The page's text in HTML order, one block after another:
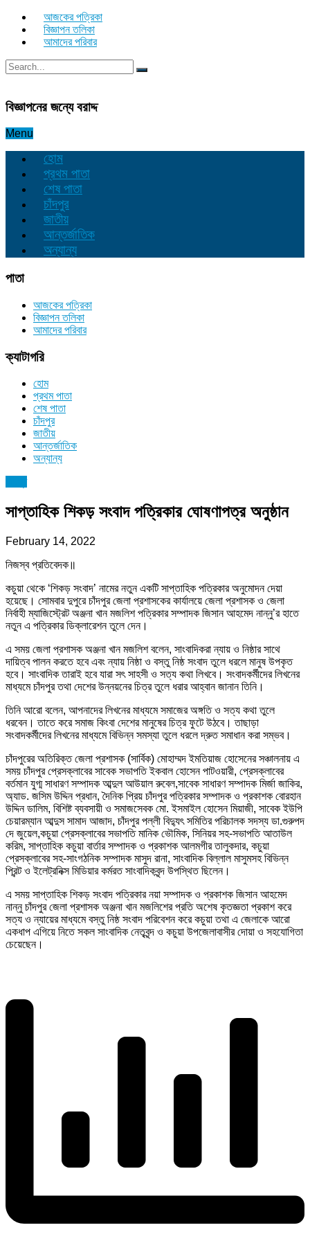
আজকের পত্রিকা
বিজ্ঞাপন তলিকা
আমাদের পরিবার
বিজ্ঞাপনের জন্যে বরাদ্দ
Menu
হোম
প্রথম পাতা
শেষ পাতা
চাঁদপুর
জাতীয়
আন্তর্জাতিক
অন্যান্য
পাতা
আজকের পত্রিকা
বিজ্ঞাপন তলিকা
আমাদের পরিবার
ক্যাটাগরি
হোম
প্রথম পাতা
শেষ পাতা
চাঁদপুর
জাতীয়
আন্তর্জাতিক
অন্যান্য
সাপ্তাহিক শিকড় সংবাদ পত্রিকার ঘোষণাপত্র অনুষ্ঠান
February 14, 2022
নিজস্ব প্রতিবেদক॥
কচুয়া থেকে ‘শিকড় সংবাদ’ নামের নতুন একটি সাপ্তাহিক পত্রিকার অনুমোদন দেয়া
হয়েছে। সোমবার দুপুরে চাঁদপুর জেলা প্রশাসকের কার্যালয়ে জেলা প্রশাসক ও জেলা
নির্বাহী ম্যাজিস্ট্রেট অঞ্জনা খান মজলিশ পত্রিকার সম্পাদক জিসান আহমেদ নান্নু’র হাতে
নতুন এ পত্রিকার ডিক্লারেশন তুলে দেন।
এ সময় জেলা প্রশাসক অঞ্জনা খান মজলিশ বলেন, সাংবাদিকরা ন্যায় ও নিষ্ঠার সাথে
দায়িত্ব পালন করতে হবে এবং ন্যায় নিষ্ঠা ও বস্তু নিষ্ঠ সংবাদ তুলে ধরলে মানুষ উপকৃত
হবে। সাংবাদিক তারাই হবে যারা সৎ সাহসী ও সত্য কথা লিখবে। সংবাদকর্মীদের লিখনের
মাধ্যমে চাঁদপুর তথা দেশের উন্নয়নের চিত্র তুলে ধরার আহ্বান জানান তিনি।
তিনি আরো বলেন, আপনাদের লিখনের মাধ্যমে সমাজের অঙ্গতি ও সত্য কথা তুলে
ধরবেন। তাতে করে সমাজ কিংবা দেশের মানুষের চিত্র ফুটে উঠবে। তাছাড়া
সংবাদকর্মীদের লিখনের মাধ্যমে বিভিন্ন সমস্যা তুলে ধরলে দ্রুত সমাধান করা সম্ভব।
চাঁদপুরের অতিরিক্ত জেলা প্রশাসক (সার্বিক) মোহাম্মদ ইমতিয়াজ হোসেনের সঞ্চালনায় এ
সময় চাঁদপুর প্রেসক্লাবের সাবেক সভাপতি ইকবাল হোসেন পাটওয়ারী, প্রেসক্লাবের
বর্তমান যুগ্ম সাধারণ সম্পাদক আব্দুল আউয়াল রুবেল,সাবেক সাধারণ সম্পাদক মির্জা জাকির,
অ্যাড. জসিম উদ্দিন প্রধান, দৈনিক প্রিয় চাঁদপুর পত্রিকার সম্পাদক ও প্রকাশক বোরহান
উদ্দিন ডালিম, বিশিষ্ট ব্যবসায়ী ও সমাজসেবক মো. ইসমাইল হোসেন মিয়াজী, সাবেক ইউপি
চেয়ারম্যান আব্দুস সামাদ আজাদ, চাঁদপুর পল্লী বিদ্যুৎ সমিতির পরিচালক সদস্য ডা.গুরুপদ
দে জুয়েল,কচুয়া প্রেসক্লাবের সভাপতি মানিক ভৌমিক, সিনিয়র সহ-সভাপতি আতাউল
করিম, সাপ্তাহিক কচুয়া বার্তার সম্পাদক ও প্রকাশক আলমগীর তালুকদার, কচুয়া
প্রেসক্লাবের সহ-সাংগঠনিক সম্পাদক মাসুদ রানা, সাংবাদিক বিল্লাল মাসুমসহ বিভিন্ন
প্রিন্ট ও ইলেট্রনিক্স মিডিয়ার কর্মরত সাংবাদিকবৃন্দ উপস্থিত ছিলেন।
এ সময় সাপ্তাহিক শিকড় সংবাদ পত্রিকার নয়া সম্পাদক ও প্রকাশক জিসান আহমেদ
নান্নু চাঁদপুর জেলা প্রশাসক অঞ্জনা খান মজলিশের প্রতি অশেষ কৃতজ্ঞতা প্রকাশ করে
সত্য ও ন্যায়ের মাধ্যমে বস্তু নিষ্ঠ সংবাদ পরিবেশন করে কচুয়া তথা এ জেলাকে আরো
একধাপ এগিয়ে নিতে সকল সাংবাদিক নেতৃবৃন্দ ও কচুয়া উপজেলাবাসীর দোয়া ও সহযোগিতা
চেয়েছেন।